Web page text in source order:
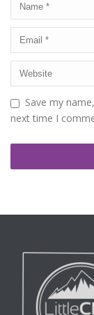
Save my
next time I